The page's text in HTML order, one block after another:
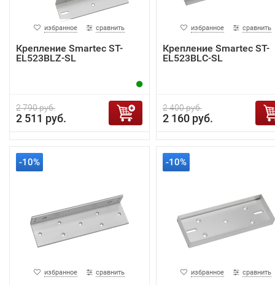
избранное сравнить
Крепление Smartec ST-
EL523BLZ-SL
2 790 руб.
2 511 руб.
избранное сравнить
Крепление Smartec ST-
EL523BLC-SL
2 400 руб.
2 160 руб.
-10%
избранное сравнить
-10%
избранное сравнить